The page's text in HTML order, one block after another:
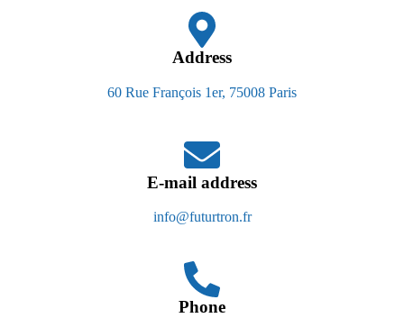
Address
60 Rue François 1er, 75008 Paris
E-mail address
info@futurtron.fr
Phone